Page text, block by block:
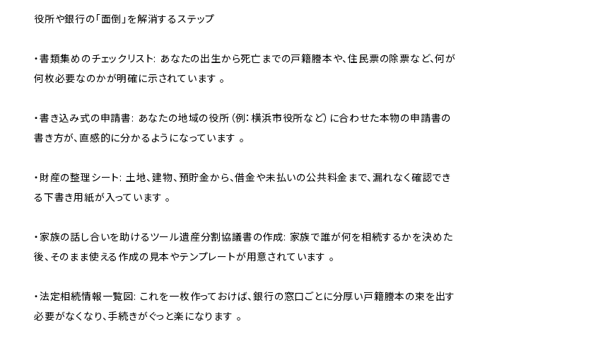
役所や銀行の「面倒」を解消するステップ
・書類集めのチェックリスト: あなたの出生から死亡までの戸籍謄本や、住民票の除票など、何が
何枚必要なのかが明確に示されています 。
・書き込み式の申請書: あなたの地域の役所（例：横浜市役所など）に合わせた本物の申請書の
書き方が、直感的に分かるようになっています 。
・財産の整理シート: 土地、建物、預貯金から、借金や未払いの公共料金まで、漏れなく確認でき
る下書き用紙が入っています 。
・家族の話し合いを助けるツール遺産分割協議書の作成: 家族で誰が何を相続するかを決めた
後、そのまま使える作成の見本やテンプレートが用意されています 。
・法定相続情報一覧図: これを一枚作っておけば、銀行の窓口ごとに分厚い戸籍謄本の束を出す
必要がなくなり、手続きがぐっと楽になります 。